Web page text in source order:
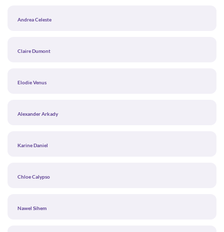
Andrea Celeste
Claire Dumont
Elodie Venus
Alexander Arkady
Karine Daniel
Chloe Calypso
Nawel Sihem